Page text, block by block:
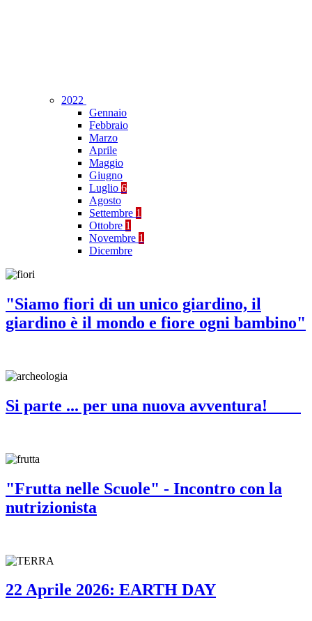
2022
Gennaio
Febbraio
Marzo
Aprile
Maggio
Giugno
Luglio 6
Agosto
Settembre 1
Ottobre 1
Novembre 1
Dicembre
"Siamo fiori di un unico giardino, il
giardino è il mondo e fiore ogni bambino"
Si parte ... per una nuova avventura!
"Frutta nelle Scuole" - Incontro con la
nutrizionista
22 Aprile 2026: EARTH DAY